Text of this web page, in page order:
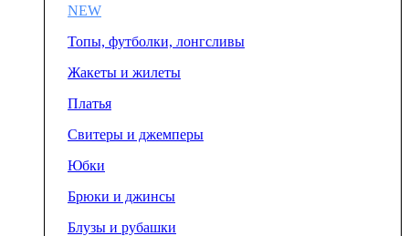
NEW
Топы, футболки, лонгсливы
Жакеты и жилеты
Платья
Свитеры и джемперы
Юбки
Брюки и джинсы
Блузы и рубашки